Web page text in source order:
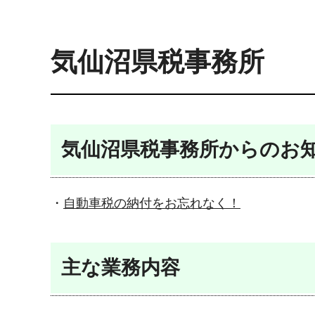
気仙沼県税事務所
気仙沼県税事務所からのお
・ 自動車税の納付をお忘れなく！
主な業務内容